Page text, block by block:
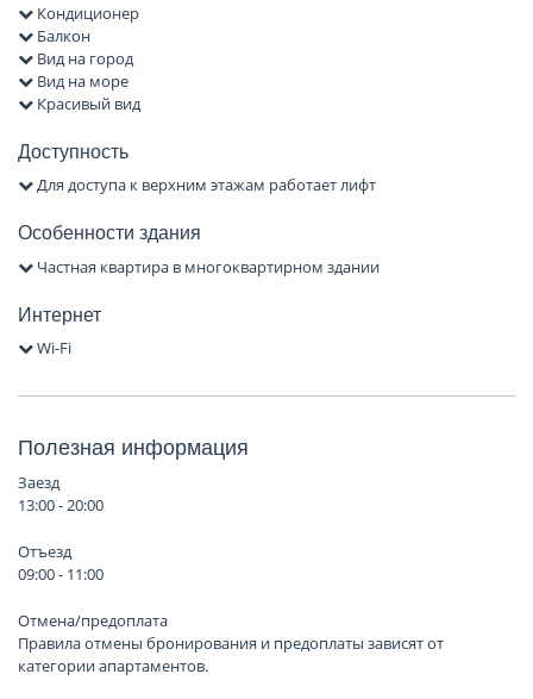
Кондиционер
Балкон
Вид на город
Вид на море
Красивый вид
Доступность
Для доступа к верхним этажам работает лифт
Особенности здания
Частная квартира в многоквартирном здании
Интернет
Wi-Fi
Полезная информация
Заезд
13:00 - 20:00
Отъезд
09:00 - 11:00
Отмена/предоплата
Правила отмены бронирования и предоплаты зависят от
категории апартаментов.